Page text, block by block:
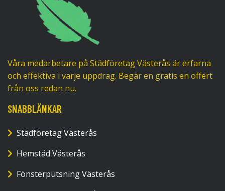
Våra medarbetare på Städföretag Västerås är erfarna
och effektiva i varje uppdrag. Begär en gratis en offert
från oss redan nu.
SNABBLÄNKAR
Städföretag Västerås
Hemstäd Västerås
Fönsterputsning Västerås